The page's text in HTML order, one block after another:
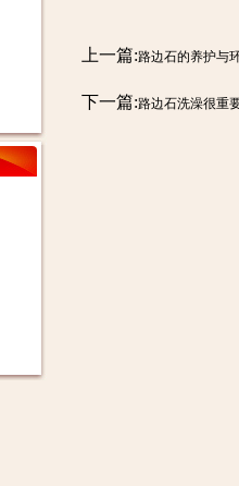
上一篇:路边石的养护与
下一篇:路边石洗澡很重